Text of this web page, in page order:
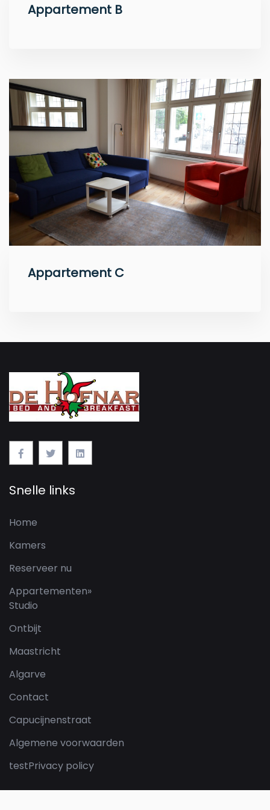
Appartement B
Appartement C
Snelle links
Home
Kamers
Reserveer nu
Appartementen»
Studio
Ontbijt
Maastricht
Algarve
Contact
Capucijnenstraat
Algemene voorwaarden
testPrivacy policy